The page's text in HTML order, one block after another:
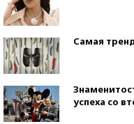
Самая
успеха со